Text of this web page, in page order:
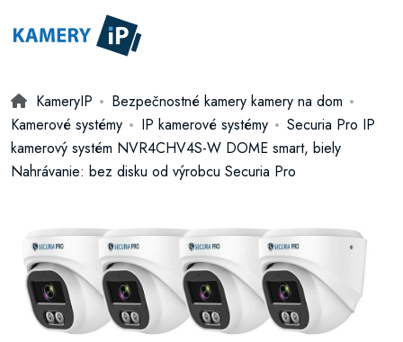
KameryIP
Bezpečnostné kamery kamery na dom
Kamerové systémy
IP kamerové systémy
Securia Pro IP
kamerový systém NVR4CHV4S-W DOME smart, biely
Nahrávanie: bez disku od výrobcu Securia Pro